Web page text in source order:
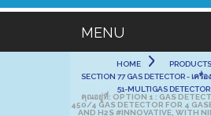
HOME
PRODUCTS
SECTION 77 GAS DETECTOR - เครื่
51-MULTIGAS DETECTOR
คุณอยู่ที่: OPTION 1 : GAS
450/4 GAS DETECTOR FOR 4
AND H2S #INNOVATIVE, WITH